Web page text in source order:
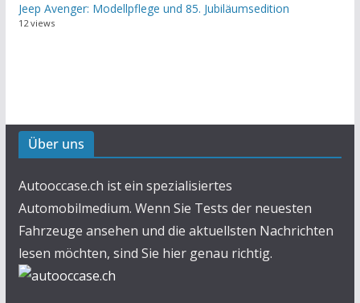
Jeep Avenger: Modellpflege und 85. Jubiläumsedition
12 views
Über uns
Autooccase.ch ist ein spezialisiertes
Automobilmedium. Wenn Sie Tests der neuesten
Fahrzeuge ansehen und die aktuellsten Nachrichten
lesen möchten, sind Sie hier genau richtig.